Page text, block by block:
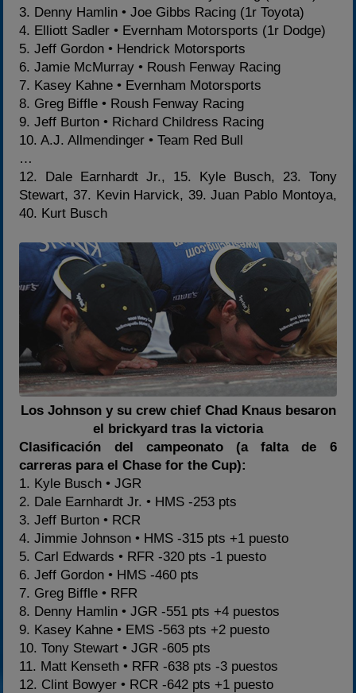
3. Denny Hamlin • Joe Gibbs Racing (1r Toyota)
4. Elliott Sadler • Evernham Motorsports (1r Dodge)
5. Jeff Gordon • Hendrick Motorsports
6. Jamie McMurray • Roush Fenway Racing
7. Kasey Kahne • Evernham Motorsports
8. Greg Biffle • Roush Fenway Racing
9. Jeff Burton • Richard Childress Racing
10. A.J. Allmendinger • Team Red Bull
…
12. Dale Earnhardt Jr., 15. Kyle Busch, 23. Tony
Stewart, 37. Kevin Harvick, 39. Juan Pablo Montoya,
40. Kurt Busch
Los Johnson y su crew chief Chad Knaus besaron
el brickyard tras la victoria
Clasificación del campeonato (a falta de 6
carreras para el Chase for the Cup):
1. Kyle Busch • JGR
2. Dale Earnhardt Jr. • HMS -253 pts
3. Jeff Burton • RCR
4. Jimmie Johnson • HMS -315 pts +1 puesto
5. Carl Edwards • RFR -320 pts -1 puesto
6. Jeff Gordon • HMS -460 pts
7. Greg Biffle • RFR
8. Denny Hamlin • JGR -551 pts +4 puestos
9. Kasey Kahne • EMS -563 pts +2 puesto
10. Tony Stewart • JGR -605 pts
11. Matt Kenseth • RFR -638 pts -3 puestos
12. Clint Bowyer • RCR -642 pts +1 puesto